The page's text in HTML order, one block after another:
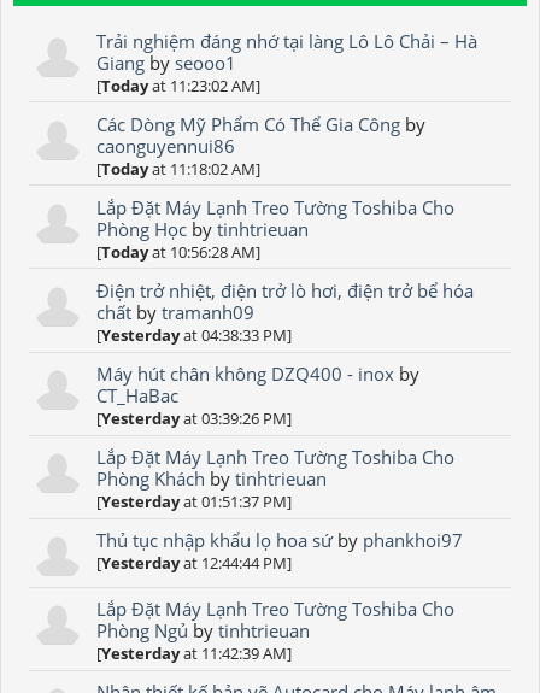
Trải nghiệm đáng nhớ tại làng Lô Lô Chải – Hà
Giang by seooo1
[Todayat 11:23:02 AM]
Các Dòng Mỹ Phẩm Có Thể Gia Công by
caonguyennui86
[Todayat 11:18:02 AM]
Lắp Đặt Máy Lạnh Treo Tường Toshiba Cho
Phòng Học bytinhtrieuan
[Todayat 10:56:28 AM]
Điện trở nhiệt, điện trở lò hơi, điện trở bể hóa
chất bytramanh09
[Yesterdayat 04:38:33 PM]
Máy hút chân không DZQ400 - inox by
CT_HaBac
[Yesterdayat 03:39:26 PM]
Lắp Đặt Máy Lạnh Treo Tường Toshiba Cho
Phòng Khách bytinhtrieuan
[Yesterdayat 01:51:37 PM]
Thủ tục nhập khẩu lọ hoa sứby phankhoi97
[Yesterdayat 12:44:44 PM]
Lắp Đặt Máy Lạnh Treo Tường Toshiba Cho
Phòng Ngủ bytinhtrieuan
[Yesterdayat 11:42:39 AM]